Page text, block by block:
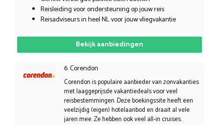
Reisleiding voor ondersteuning op jouw reis
Reisadviseurs in heel NL voor jouw vliegvakantie
Bekijk aanbiedingen
6. Corendon
Corendon is populaire aanbieder van zonvakanties
met laaggeprijsde vakantiedeals voor veel
reisbestemmingen. Deze boekingssite heeft een
veelzijdig (eigen) hotelaanbod en draait al vele
jaren mee. Ze hebben ook veel all-in cruises.